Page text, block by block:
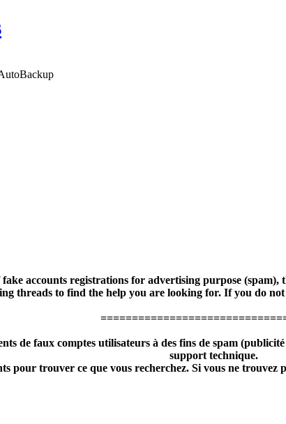
accounts registrations for advertising purpose
threads to find the help you are looking for. If you do
de faux comptes utilisateurs à des fins de spam
support technique.
pour trouver ce que vous recherchez. Si vous ne trouvez